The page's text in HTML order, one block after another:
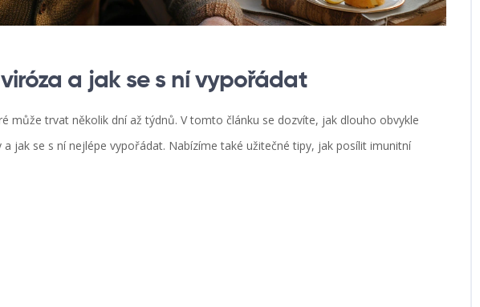
a jak se s ní vypořádat
může trvat několik dní až týdnů. V tomto článku se dozvíte, jak dlouho obvykle
jak se s ní nejlépe vypořádat. Nabízíme také užitečné tipy, jak posílit imunitní